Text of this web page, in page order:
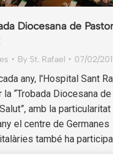
Diocesana de
By St. Rafael 07/02/
any, l'Hospital Sant
la “Trobada Diocesana
amb la particularitat
el centre de Germanes
també ha